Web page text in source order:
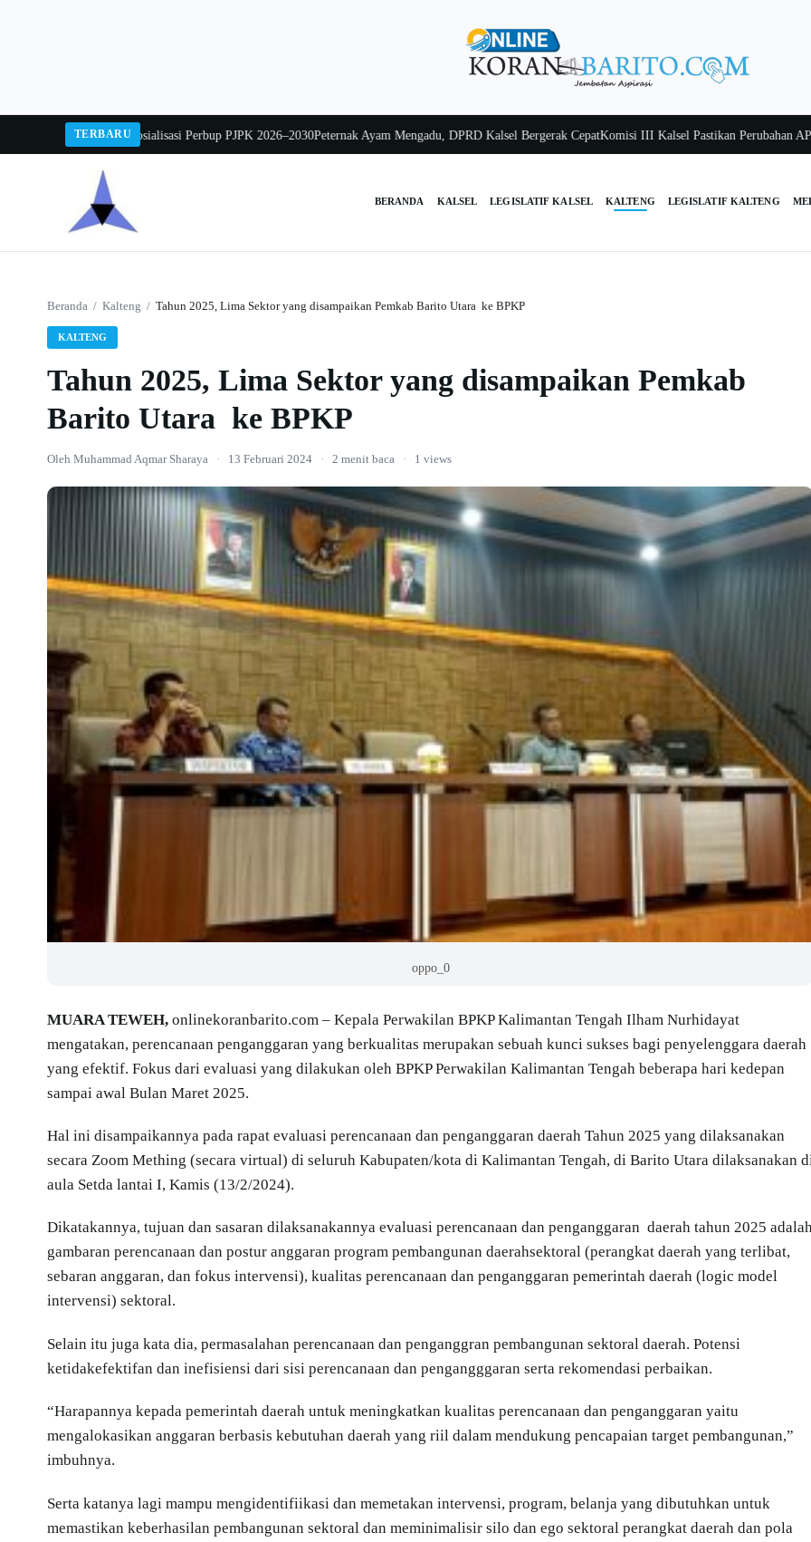
TERBARU
Mintarjo Buka Sosialisasi Perbup PJPK 2026–2030Peternak Ayam Mengadu, DPRD Kalsel Bergerak CepatKomisi III Kalsel Pastikan Perubahan APBD
BERANDA KALSEL LEGISLATIF KALSEL KALTENG LEGISLATIF KALTENG
Beranda / Kalteng / Tahun 2025, Lima Sektor yang disampaikan Pemkab Barito Utara ke BPKP
KALTENG
Tahun 2025, Lima Sektor yang disampaikan Pemkab
Barito Utara ke BPKP
Oleh Muhammad Aqmar Sharaya · 13 Februari 2024 · 2 menit baca · 1 views
oppo_0
MUARA TEWEH, onlinekoranbarito.com – Kepala Perwakilan BPKP Kalimantan Tengah Ilham Nurhidayat
mengatakan, perencanaan penganggaran yang berkualitas merupakan sebuah kunci sukses bagi penyelenggara daerah
yang efektif. Fokus dari evaluasi yang dilakukan oleh BPKP Perwakilan Kalimantan Tengah beberapa hari kedepan
sampai awal Bulan Maret 2025.
Hal ini disampaikannya pada rapat evaluasi perencanaan dan penganggaran daerah Tahun 2025 yang dilaksanakan
secara Zoom Mething (secara virtual) di seluruh Kabupaten/kota di Kalimantan Tengah, di Barito Utara dilaksanakan
aula Setda lantai I, Kamis (13/2/2024).
Dikatakannya, tujuan dan sasaran dilaksanakannya evaluasi perencanaan dan penganggaran daerah tahun 2025
gambaran perencanaan dan postur anggaran program pembangunan daerahsektoral (perangkat daerah yang terlibat,
sebaran anggaran, dan fokus intervensi), kualitas perencanaan dan penganggaran pemerintah daerah (logic model
intervensi) sektoral.
Selain itu juga kata dia, permasalahan perencanaan dan penganggran pembangunan sektoral daerah. Potensi
ketidakefektifan dan inefisiensi dari sisi perencanaan dan pengangggaran serta rekomendasi perbaikan.
“Harapannya kepada pemerintah daerah untuk meningkatkan kualitas perencanaan dan penganggaran yaitu
mengalokasikan anggaran berbasis kebutuhan daerah yang riil dalam mendukung pencapaian target pembangunan,”
imbuhnya.
Serta katanya lagi mampu mengidentifiikasi dan memetakan intervensi, program, belanja yang dibutuhkan untuk
memastikan keberhasilan pembangunan sektoral dan meminimalisir silo dan ego sektoral perangkat daerah dan pola